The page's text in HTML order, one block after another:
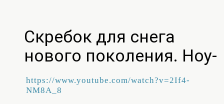
Скребок для снега
нового поколения. Ноу-
хау чувашского
изобретателя.
https://www.youtube.com/watch?v=2If4-
NM8A_8